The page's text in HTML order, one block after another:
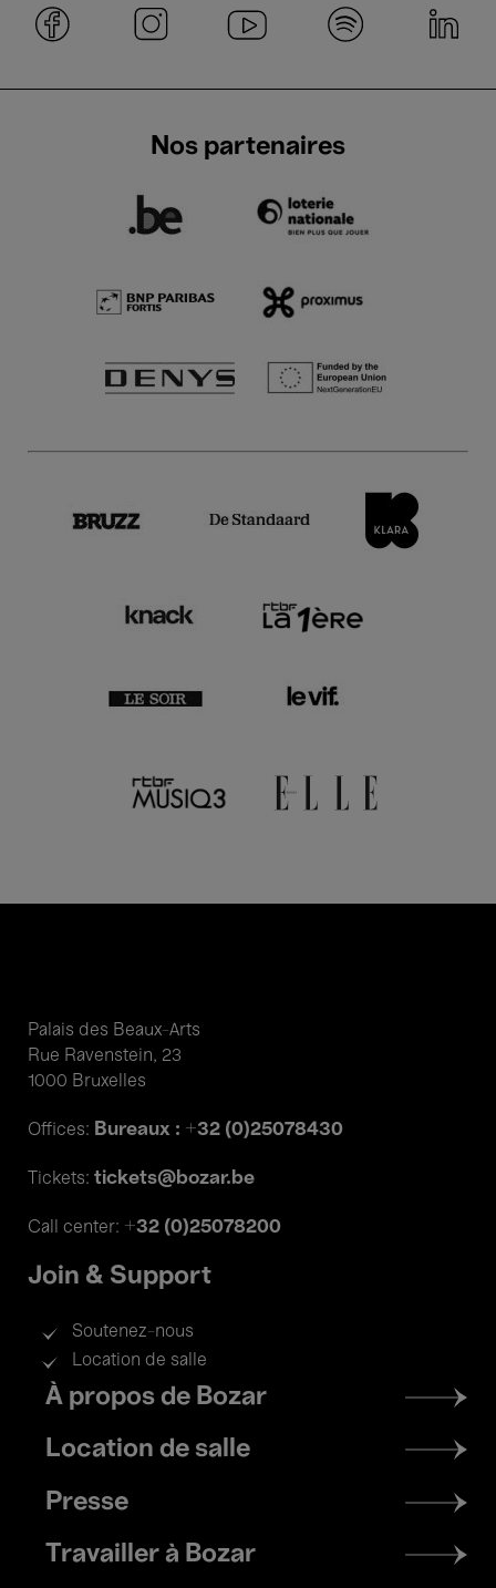
Nos partenaires
Palais des Beaux-Arts
Rue Ravenstein, 23
1000 Bruxelles
Offices: Bureaux : +32 (0)25078430
Tickets: tickets@bozar.be
Call center: +32 (0)25078200
Join & Support
Soutenez-nous
Location de salle
Footer
menu
À propos de Bozar
Location de salle
Presse
Travailler à Bozar